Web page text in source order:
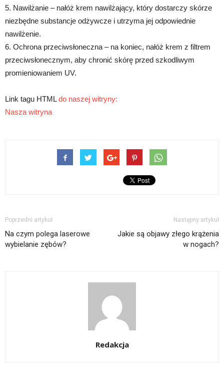
5. Nawilżanie – nałóż krem nawilżający, który dostarczy skórze
niezbędne substancje odżywcze i utrzyma jej odpowiednie
nawilżenie.
6. Ochrona przeciwsłoneczna – na koniec, nałóż krem z filtrem
przeciwsłonecznym, aby chronić skórę przed szkodliwym
promieniowaniem UV.
Link tagu HTMLdo naszej witryny:
Nasza witryna
Poprzedni artykuł
Na czym polega laserowe
wybielanie zębów?
Następny artykuł
Jakie są objawy złego krążenia
w nogach?
Redakcja